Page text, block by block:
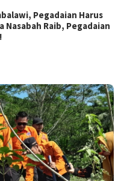
Pegadaian Harus
Nasabah Raib, Pegadaian